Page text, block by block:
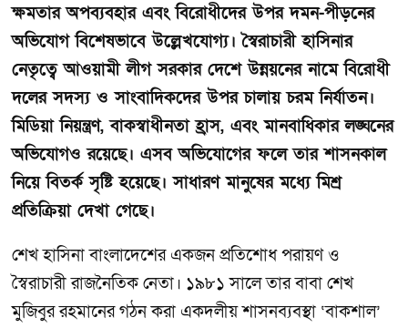
ক্ষমতার অপব্যবহার এবং বিরোধীদের উপর দমন-পীড়নের
অভিযোগ বিশেষভাবে উল্লেখযোগ্য। স্বৈরাচারী হাসিনার
নেতৃত্বে আওয়ামী লীগ সরকার দেশে উন্নয়নের নামে বিরোধী
দলের সদস্য ও সাংবাদিকদের উপর চালায় চরম নির্যাতন।
মিডিয়া নিয়ন্ত্রণ, বাকস্বাধীনতা হ্রাস, এবং মানবাধিকার লঙ্ঘনের
অভিযোগও রয়েছে। এসব অভিযোগের ফলে তার শাসনকাল
নিয়ে বিতর্ক সৃষ্টি হয়েছে। সাধারণ মানুষের মধ্যে মিশ্র
প্রতিক্রিয়া দেখা গেছে।
শেখ হাসিনা বাংলাদেশের একজন প্রতিশোধ পরায়ণ ও
স্বৈরাচারী রাজনৈতিক নেতা। ১৯৮১ সালে তার বাবা শেখ
মুজিবুর রহমানের গঠন করা একদলীয় শাসনব্যবস্থা ‌‘বাকশাল’